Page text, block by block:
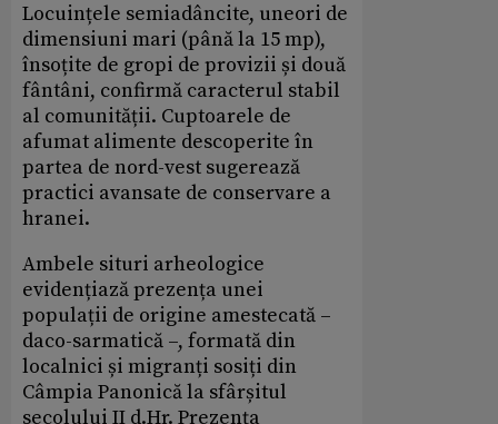
Locuințele semiadâncite, uneori de
dimensiuni mari (până la 15 mp),
însoțite de gropi de provizii și două
fântâni, confirmă caracterul stabil
al comunității. Cuptoarele de
afumat alimente descoperite în
partea de nord-vest sugerează
practici avansate de conservare a
hranei.
Ambele situri arheologice
evidențiază prezența unei
populații de origine amestecată –
daco-sarmatică –, formată din
localnici și migranți sosiți din
Câmpia Panonică la sfârșitul
secolului II d.Hr. Prezența